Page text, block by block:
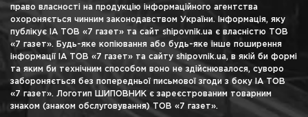
право власності на продукцію інформаційного агентства
охороняється чинним законодавством України. Інформація, яку
публікує ІА ТОВ «7 газет» та сайт shipovnik.ua є власністю ТОВ
«7 газет». Будь-яке копіювання або будь-яке інше поширення
інформації ІА ТОВ «7 газет» та сайту shipovnik.ua, в якій би формі
та яким би технічним способом воно не здійснювалося, суворо
забороняється без попередньої письмової згоди з боку ІА ТОВ
«7 газет». Логотип ШИПОВНИК є зареєстрованим товарним
знаком (знаком обслуговування) ТОВ «7 газет».